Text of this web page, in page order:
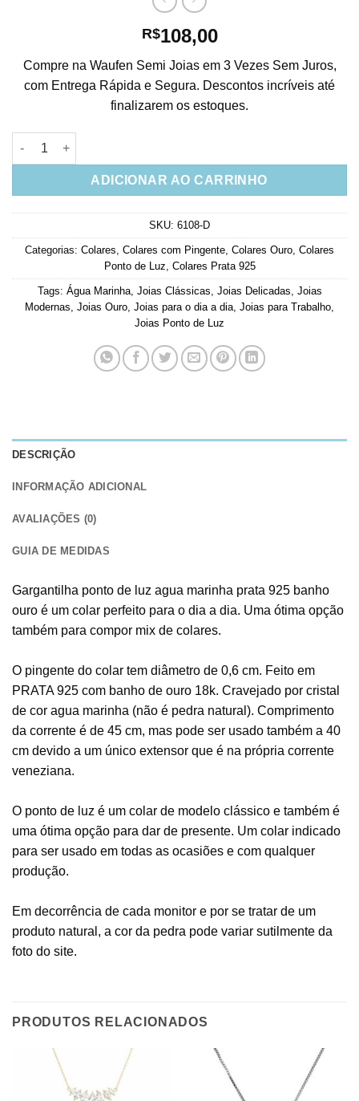
R$108,00
Compre na Waufen Semi Joias em 3 Vezes Sem Juros,
com Entrega Rápida e Segura. Descontos incríveis até
finalizarem os estoques.
Gargantilha Ponto De Luz Agua Marinha Prata 925 Banho
ADICIONAR AO CARRINHO
SKU: 6108-D
Categorias: Colares Colares com Pingente Colares Ouro Colares
Ponto de Luz Colares Prata 925
Tags: Água Marinha, Joias Clássicas Joias Delicadas Joias
Modernas Joias Ouro Joias para o dia a dia Joias para Trabalho
Joias Ponto de Luz
DESCRIÇÃO
INFORMAÇÃO ADICIONAL
AVALIAÇÕES (0)
GUIA DE MEDIDAS
Gargantilha ponto de luz agua marinha prata 925 banho
ouro é um colar perfeito para o dia a dia. Uma ótima opção
também para compor mix de colares.
O pingente do colar tem diâmetro de 0,6 cm. Feito em
PRATA 925 com banho de ouro 18k. Cravejado por cristal
de cor agua marinha (não é pedra natural). Comprimento
da corrente é de 45 cm, mas pode ser usado também a 40
cm devido a um único extensor que é na própria corrente
veneziana.
O ponto de luz é um colar de modelo clássico e também é
uma ótima opção para dar de presente. Um colar indicado
para ser usado em todas as ocasiões e com qualquer
produção.
Em decorrência de cada monitor e por se tratar de um
produto natural, a cor da pedra pode variar sutilmente da
foto do site.
PRODUTOS RELACIONADOS